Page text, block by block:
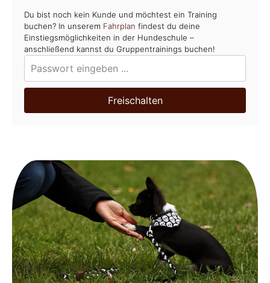
Du bist noch kein Kunde und möchtest ein Training
buchen? In unserem Fahrplan findest du deine
Einstiegsmöglichkeiten in der Hundeschule –
anschließend kannst du Gruppentrainings buchen!
Freischalten